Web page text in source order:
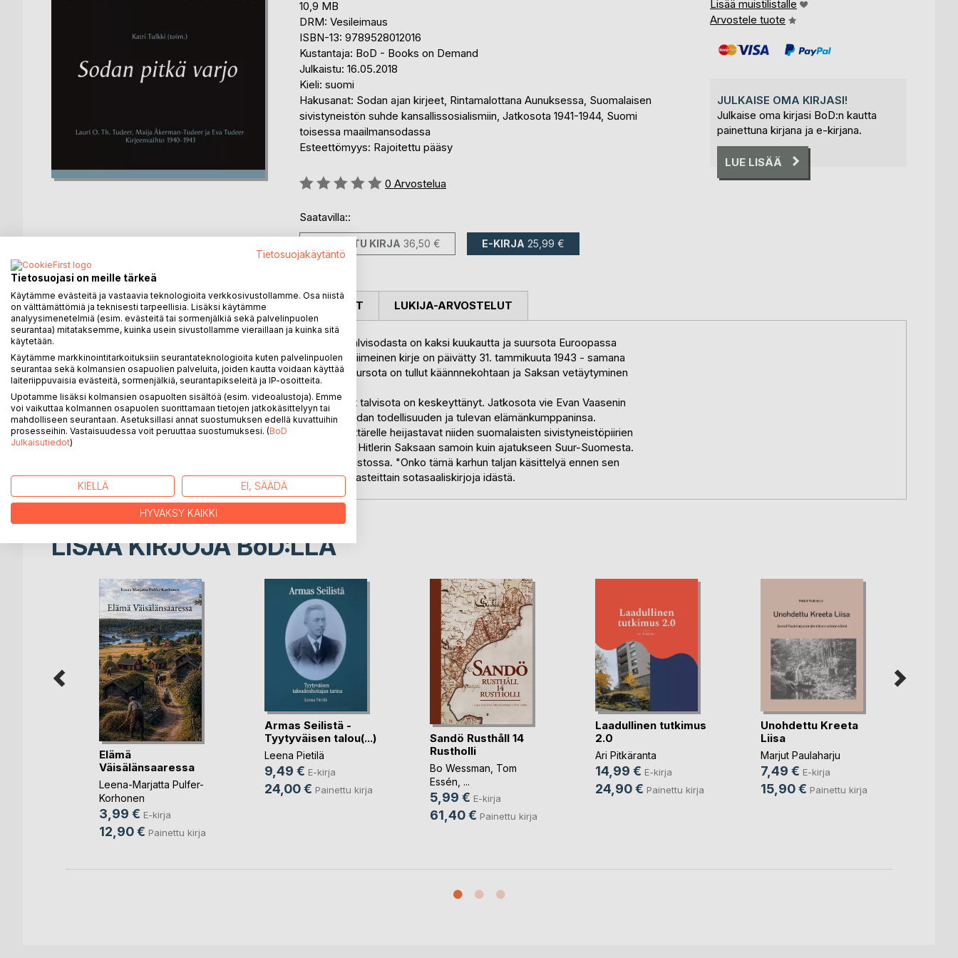
10,9 MB
DRM: Vesileimaus
ISBN-13: 9789528012016
Kustantaja: BoD - Books on Demand
Julkaistu: 16.05.2018
Kieli: suomi
Hakusanat: Sodan ajan kirjeet, Rintamalottana Aunuksessa, Suomalaisen
sivistyneistön suhde kansallissosialismiin, Jatkosota 1941-1944, Suomi
toisessa maailmansodassa
Esteettömyys: Rajoitettu pääsy
Arvostelu::
0 Arvostelua
Saatavilla::
PAINETTU KIRJA 36,50 € E-KIRJA 25,99 €
Lisää muistilistalle
Arvostele tuote
JULKAISE OMA KIRJASI!
Julkaise oma kirjasi BoD:n kautta
painettuna kirjana ja e-kirjana.
LUE LISÄÄ
KUVAUS
Kun kirjeenvaihto alkaa, eletään toukokuun loppua 1940. Talvisodasta on kaksi kuukautta ja suursota Euroopassa
laajenee. Saksan armeijan joukot etenevät kohti Pariisia. Viimeinen kirje on päivätty 31. tammikuuta 1943 - samana
päivänä jona Saksan 6. armeija antautuu Stalingradissa. Suursota on tullut käännnekohtaan ja Saksan vetäytyminen
itärintamalla alkaa.
Eva Tudeer on 25-vuotias musiikinopiskelija, jonka opinnot talvisota on keskeyttänyt. Jatkosota vie Evan Vaasenin
kylään Syvärille. Miehitetyssä Itä-Karjalassa hän kohtaa sodan todellisuuden ja tulevan elämänkumppaninsa.
Lauri O. Th. Tudeerin ja Maija Åkerman-Tudeerin kirjeet tyttärelle heijastavat niiden suomalaisten sivistyneistöpiirien
tuntoja, jotka suhtautuvat kriittisesti kansallissosialismiin ja Hitlerin Saksaan samoin kuin ajatukseen Suur-Suomesta.
Isä kirjoittaa Evalle myös työstään Helsingin yliopiston kirjastossa. "Onko tämä karhun taljan käsittelyä ennen sen
nylkemistä?" isä kysyy, kun kirjastoon alkaa saapua vaunulasteittain sotasaaliskirjoja idästä.
KIRJAILIJA LEHDISTÖARVOSTELUT LUKIJA-ARVOSTELUT
LISÄÄ KIRJOJA BoD:LLA
Elämä
Väisälänsaaressa
Leena-Marjatta Pulfer-
Korhonen
3,99 € E-kirja
12,90 € Painettu kirja
Armas Seilistä -
Tyytyväisen talou(...)
Leena Pietilä
9,49 € E-kirja
24,00 € Painettu kirja
Sandö Rusthåll 14
Rustholli
Bo Wessman Tom
Essén , ...
5,99 € E-kirja
61,40 € Painettu kirja
Laadullinen tutkimus
2.0
Ari Pitkäranta
14,99 € E-kirja
24,90 € Painettu kirja
Unohdettu Kreeta
Liisa
Marjut Paulaharju
7,49 € E-kirja
15,90 € Painettu kirja
Tietosuojakäytäntö
Tietosuojasi on meille tärkeä
Käytämme evästeitä ja vastaavia teknologioita verkkosivustollamme. Osa niistä
on välttämättömiä ja teknisesti tarpeellisia. Lisäksi käytämme
analyysimenetelmiä (esim. evästeitä tai sormenjälkiä sekä palvelinpuolen
seurantaa) mitataksemme, kuinka usein sivustollamme vieraillaan ja kuinka sitä
käytetään.
Käytämme markkinointitarkoituksiin seurantateknologioita kuten palvelinpuolen
seurantaa sekä kolmansien osapuolien palveluita, joiden kautta voidaan käyttää
laiteriippuvaisia evästeitä, sormenjälkiä, seurantapikseleitä ja IP-osoitteita.
Upotamme lisäksi kolmansien osapuolten sisältöä (esim. videoalustoja). Emme
voi vaikuttaa kolmannen osapuolen suorittamaan tietojen jatkokäsittelyyn tai
mahdolliseen seurantaan. Asetuksillasi annat suostumuksen edellä kuvattuihin
prosesseihin. Vastaisuudessa voit peruuttaa suostumuksesi. (BoD
Julkaisutiedot)
KIELLÄ EI, SÄÄDÄ
HYVÄKSY KAIKKI